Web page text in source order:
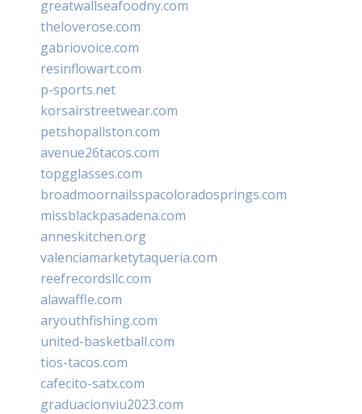
greatwallseafoodny.com
theloverose.com
gabriovoice.com
resinflowart.com
p-sports.net
korsairstreetwear.com
petshopallston.com
avenue26tacos.com
topgglasses.com
broadmoornailsspacoloradosprings.com
missblackpasadena.com
anneskitchen.org
valenciamarketytaqueria.com
reefrecordsllc.com
alawaffle.com
aryouthfishing.com
united-basketball.com
tios-tacos.com
cafecito-satx.com
graduacionviu2023.com